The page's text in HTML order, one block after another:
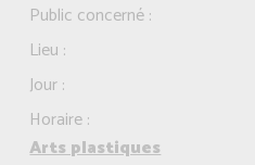
Public concerné :
Lieu :
Jour :
Horaire :
Arts plastiques